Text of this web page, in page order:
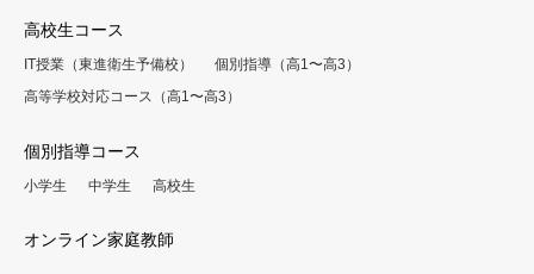
高校生コース
IT授業（東進衛生予備校）
個別指導（高1〜高3）
高等学校対応コース（高1〜高3）
個別指導コース
小学生 中学生 高校生
オンライン家庭教師